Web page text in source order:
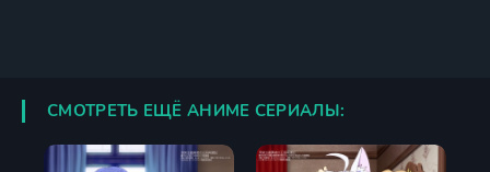
СМОТРЕТЬ ЕЩЁ АНИМЕ СЕРИАЛЫ: